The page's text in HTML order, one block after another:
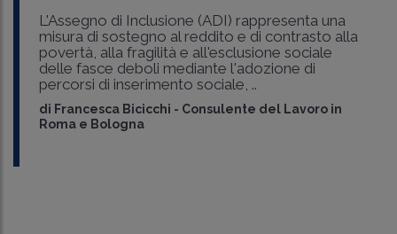
L'Assegno di Inclusione (ADI) rappresenta una
misura di sostegno al reddito e di contrasto alla
povertà, alla fragilità e all'esclusione sociale
delle fasce deboli mediante l'adozione di
percorsi di inserimento sociale, ..
di Francesca Bicicchi - Consulente del Lavoro in
Roma e Bologna